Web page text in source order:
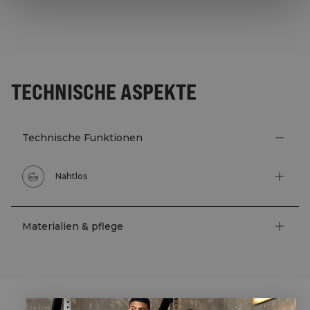
TECHNISCHE ASPEKTE
Technische Funktionen
Nahtlos
Materialien & pflege